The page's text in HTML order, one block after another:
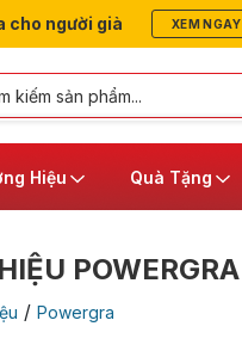
cho người già XEM NGAY
Hiệu Quà Tặng
POWERGRA
/ Powergra